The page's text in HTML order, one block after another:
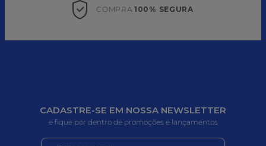
COMPRA 100% SEGURA
CADASTRE-SE EM NOSSA NEWSLETTER
e fique por dentro de promoções e lançamentos